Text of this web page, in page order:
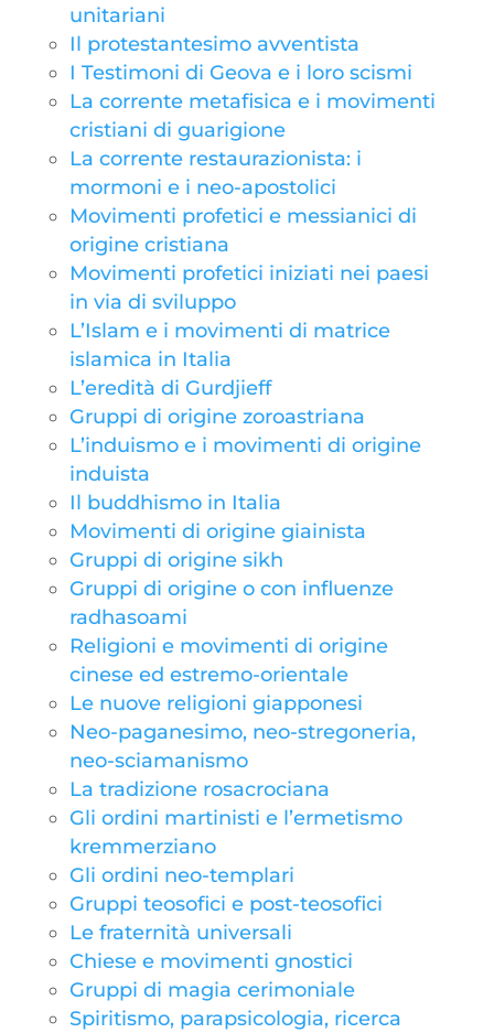
unitariani
Il protestantesimo avventista
I Testimoni di Geova e i loro scismi
La corrente metafisica e i movimenti
cristiani di guarigione
La corrente restaurazionista: i
mormoni e i neo-apostolici
Movimenti profetici e messianici di
origine cristiana
Movimenti profetici iniziati nei paesi
in via di sviluppo
L’Islam e i movimenti di matrice
islamica in Italia
L’eredità di Gurdjieff
Gruppi di origine zoroastriana
L’induismo e i movimenti di origine
induista
Il buddhismo in Italia
Movimenti di origine giainista
Gruppi di origine sikh
Gruppi di origine o con influenze
radhasoami
Religioni e movimenti di origine
cinese ed estremo-orientale
Le nuove religioni giapponesi
Neo-paganesimo, neo-stregoneria,
neo-sciamanismo
La tradizione rosacrociana
Gli ordini martinisti e l’ermetismo
kremmerziano
Gli ordini neo-templari
Gruppi teosofici e post-teosofici
Le fraternità universali
Chiese e movimenti gnostici
Gruppi di magia cerimoniale
Spiritismo, parapsicologia, ricerca